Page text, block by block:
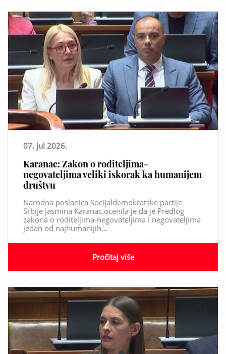
07. jul 2026.
Karanac: Zakon o roditeljima-
negovateljima veliki iskorak ka humanijem
društvu
Narodna poslanica Socijaldemokratske partije
Srbije Jasmina Karanac ocenila je da je Predlog
zakona o roditeljima-negovateljima i negovateljima
jedan od najhumanijih...
Pročitaj više